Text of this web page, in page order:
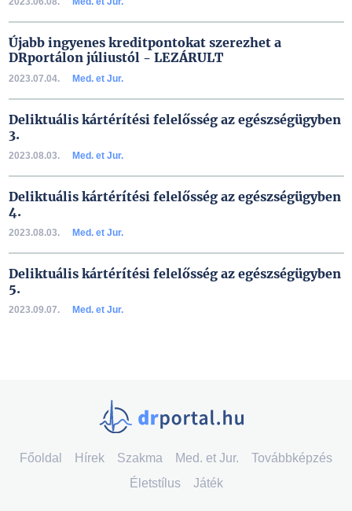
Újabb ingyenes kreditpontokat szerezhet a
DRportálon júliustól - LEZÁRULT
2023.07.04. Med. et Jur.
Deliktuális kártérítési felelősség az egészségügyben
3.
2023.08.03. Med. et Jur.
Deliktuális kártérítési felelősség az egészségügyben
4.
2023.08.03. Med. et Jur.
Deliktuális kártérítési felelősség az egészségügyben
5.
2023.09.07. Med. et Jur.
Főoldal Hírek Szakma Med. et Jur.
Továbbképzés
Életstílus
Játék